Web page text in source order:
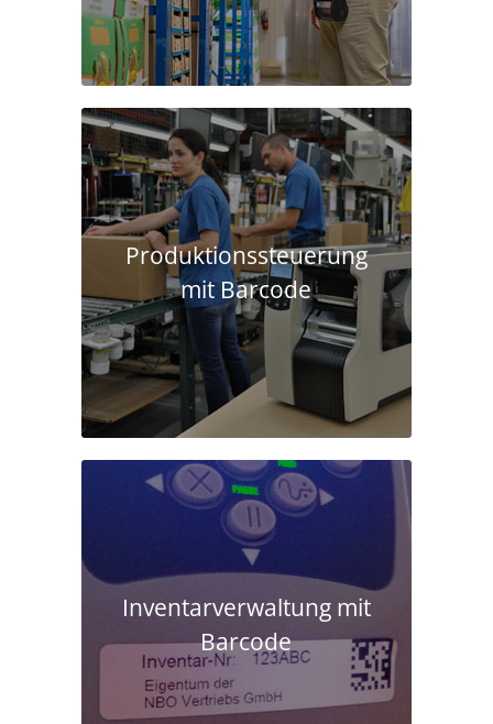
Produktions­steuerung
mit Barcode
Inventarverwaltung mit
Barcode